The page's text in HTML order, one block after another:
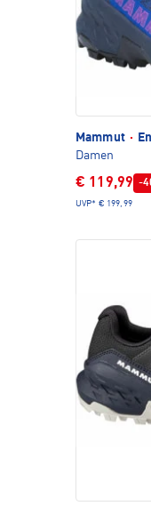
Mammut ·
Damen
€ 119,99 -
UVP* € 199,99